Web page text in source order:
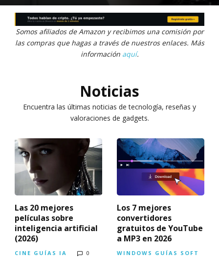
Somos afiliados de Amazon y recibimos una comisión por
las compras que hagas a través de nuestros enlaces. Más
información aquí.
Noticias
Encuentra las últimas noticias de tecnología, reseñas y
valoraciones de gadgets.
Las 20 mejores
películas sobre
inteligencia artificial
(2026)
CINE GUÍAS IA 0
Los 7 mejores
convertidores
gratuitos de YouTube
a MP3 en 2026
WINDOWS GUÍAS SOFT